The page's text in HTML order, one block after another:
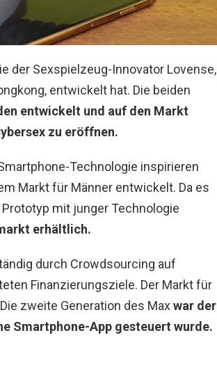
der Sexspielzeug-Innovator Lovense,
entwickelt hat. Die beiden
entwickelt und auf den Markt
zu eröffnen.
Technologie inspirieren
Markt für Männer entwickelt. Da es
mit junger Technologie
erhältlich.
durch Crowdsourcing auf
Finanzierungsziele. Der Markt für
zweite Generation des Maxwar der
Smartphone-App gesteuert wurde.